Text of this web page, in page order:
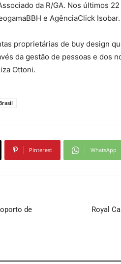
da R/GA. Nos últimos
e AgênciaClick Isobar.
proprietárias de buy design
da gestão de pessoas e dos
Ottoni.
Pinterest WhatsApp
de
Royal